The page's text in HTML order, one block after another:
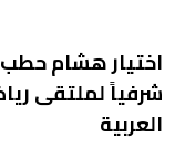
اختيار هشام
شرفياً لملتقى
العربية